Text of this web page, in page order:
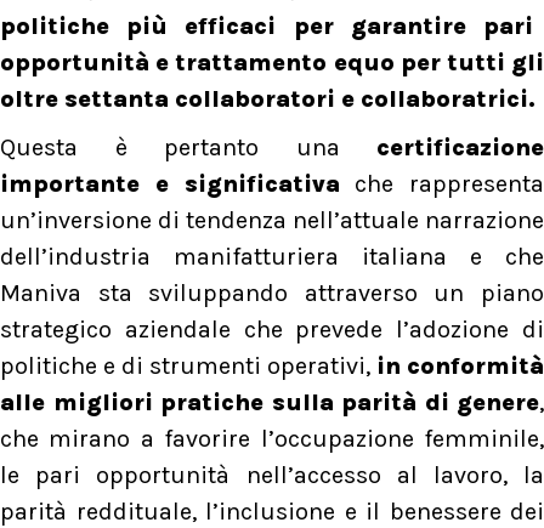
politiche più efficaci per garantire pari
opportunità e trattamento equo per tutti gli
oltre settanta collaboratori e collaboratrici.
Questa è pertanto una certificazione
importante e significativa che rappresenta
un’inversione di tendenza nell’attuale narrazione
dell’industria manifatturiera italiana e che
Maniva sta sviluppando attraverso un piano
strategico aziendale che prevede l’adozione di
politiche e di strumenti operativi, in conformità
alle migliori pratiche sulla parità di genere,
che mirano a favorire l’occupazione femminile,
le pari opportunità nell’accesso al lavoro, la
parità reddituale, l’inclusione e il benessere dei